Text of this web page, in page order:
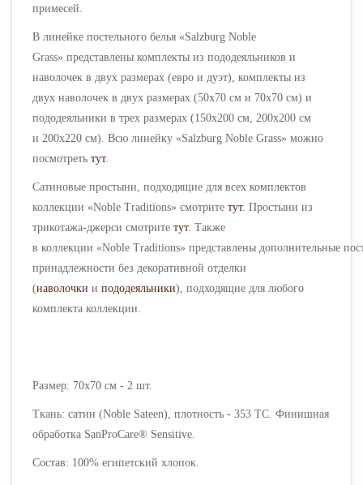
примесей.
В линейке постельного белья «Salzburg Noble
Grass» представлены комплекты из пододеяльников и
наволочек в двух размерах (евро и дуэт), комплекты из
двух наволочек в двух размерах (50х70 см и 70х70 см) и
пододеяльники в трех размерах (150х200 см, 200х200 см
и 200х220 см). Всю линейку «Salzburg Noble Grass» можно
посмотреть тут.
Сатиновые простыни, подходящие для всех комплектов
коллекции «Noble Traditions» смотрите тут. Простыни из
трикотажа-джерси смотрите тут. Также
в коллекции «Noble Traditions» представлены дополнительные
принадлежности без декоративной отделки
(наволочки и пододеяльники), подходящие для любого
комплекта коллекции.
Размер: 70х70 см - 2 шт.
Ткань: сатин (Noble Sateen), плотность - 353 ТС. Финишная
обработка SanProCare® Sensitive.
Состав: 100% египетский хлопок.